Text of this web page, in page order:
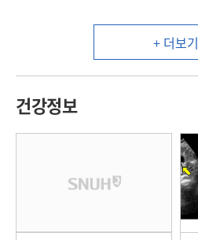
+ 더보기
건강정보